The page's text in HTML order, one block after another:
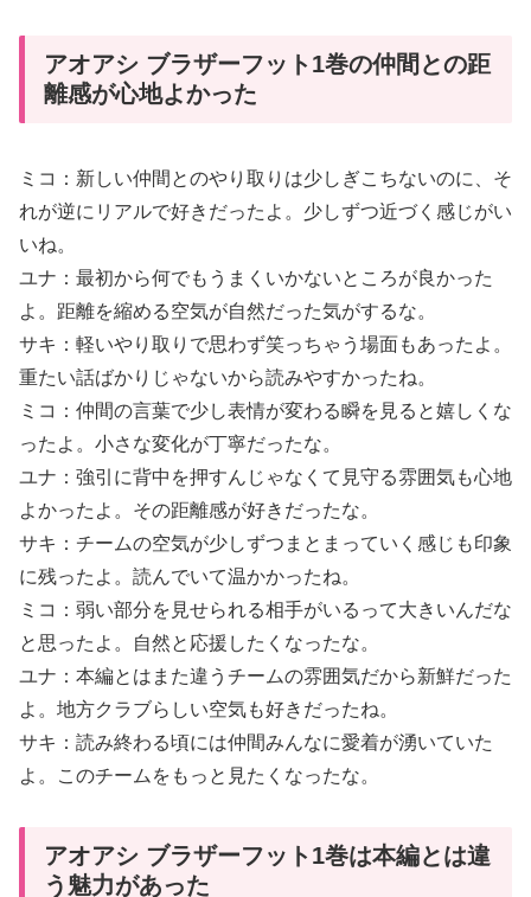
アオアシ ブラザーフット1巻の仲間との距
離感が心地よかった
ミコ：新しい仲間とのやり取りは少しぎこちないのに、そ
れが逆にリアルで好きだったよ。少しずつ近づく感じがい
いね。
ユナ：最初から何でもうまくいかないところが良かった
よ。距離を縮める空気が自然だった気がするな。
サキ：軽いやり取りで思わず笑っちゃう場面もあったよ。
重たい話ばかりじゃないから読みやすかったね。
ミコ：仲間の言葉で少し表情が変わる瞬を見ると嬉しくな
ったよ。小さな変化が丁寧だったな。
ユナ：強引に背中を押すんじゃなくて見守る雰囲気も心地
よかったよ。その距離感が好きだったな。
サキ：チームの空気が少しずつまとまっていく感じも印象
に残ったよ。読んでいて温かかったね。
ミコ：弱い部分を見せられる相手がいるって大きいんだな
と思ったよ。自然と応援したくなったな。
ユナ：本編とはまた違うチームの雰囲気だから新鮮だった
よ。地方クラブらしい空気も好きだったね。
サキ：読み終わる頃には仲間みんなに愛着が湧いていた
よ。このチームをもっと見たくなったな。
アオアシ ブラザーフット1巻は本編とは違
う魅力があった